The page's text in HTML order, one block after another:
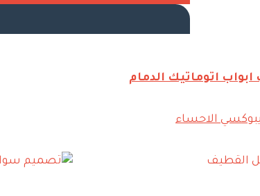
ابواب اتوماتيك الدمام
الاحساء